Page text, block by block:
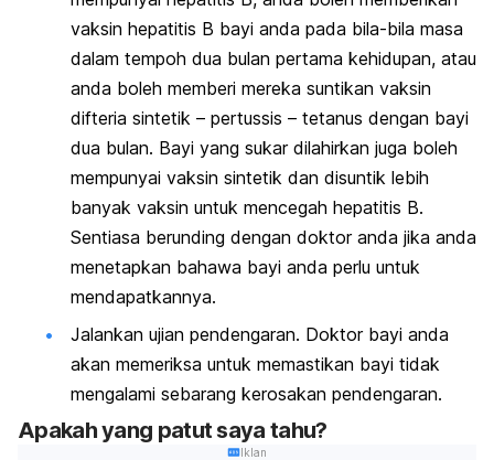
vaksin hepatitis B bayi anda pada bila-bila masa
dalam tempoh dua bulan pertama kehidupan, atau
anda boleh memberi mereka suntikan vaksin
difteria sintetik – pertussis – tetanus dengan bayi
dua bulan. Bayi yang sukar dilahirkan juga boleh
mempunyai vaksin sintetik dan disuntik lebih
banyak vaksin untuk mencegah hepatitis B.
Sentiasa berunding dengan doktor anda jika anda
menetapkan bahawa bayi anda perlu untuk
mendapatkannya.
Jalankan ujian pendengaran. Doktor bayi anda
akan memeriksa untuk memastikan bayi tidak
mengalami sebarang kerosakan pendengaran.
Apakah yang patut saya tahu?
Iklan